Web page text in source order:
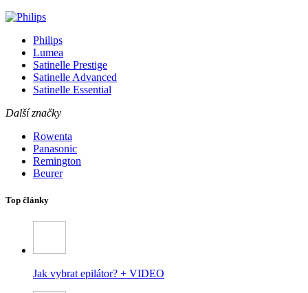
Philips
Lumea
Satinelle Prestige
Satinelle Advanced
Satinelle Essential
Další značky
Rowenta
Panasonic
Remington
Beurer
Top články
Jak vybrat epilátor? + VIDEO